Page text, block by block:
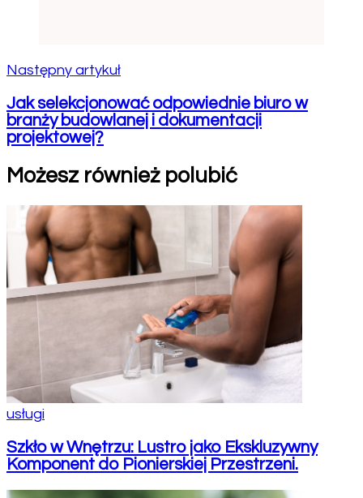
Następny artykuł
Jak selekcjonować odpowiednie biuro w
branży budowlanej i dokumentacji
projektowej?
Możesz również polubić
usługi
Szkło w Wnętrzu: Lustro jako Ekskluzywny
Komponent do Pionierskiej Przestrzeni.